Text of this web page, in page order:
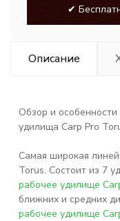
✔
Описание
Обзор и особенности
удилища Carp Pro
Самая широкая
Torus. Состоит из 7
рабочее удилище
ближних и средних
рабочее удилище